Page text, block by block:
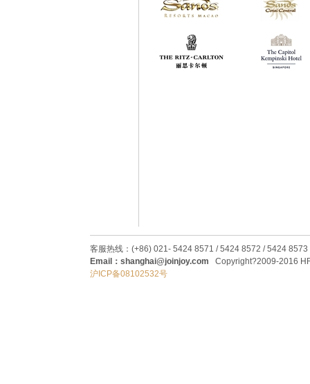
客服热线：(+86) 021- 5424 8571 / 5424 8572 / 5424 8573
Email：shanghai@joinjoy.com Copyright?2009-2016
沪ICP备08102532号